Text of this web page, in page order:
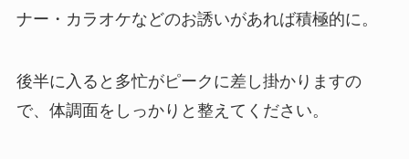
ナー・カラオケなどのお誘いがあれば積極的に。
後半に入ると多忙がピークに差し掛かりますの
で、体調面をしっかりと整えてください。